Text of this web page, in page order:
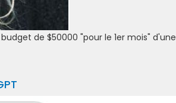
de $50000 "pour le 1er mois" d'une